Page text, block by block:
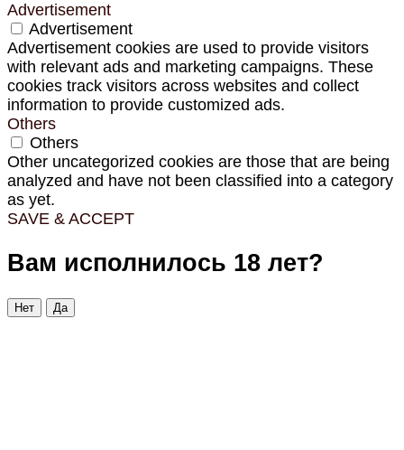
Advertisement
Advertisement
Advertisement cookies are used to provide visitors
with relevant ads and marketing campaigns. These
cookies track visitors across websites and collect
information to provide customized ads.
Others
Others
Other uncategorized cookies are those that are being
analyzed and have not been classified into a category
as yet.
SAVE & ACCEPT
Вам исполнилось 18 лет?
Нет Да